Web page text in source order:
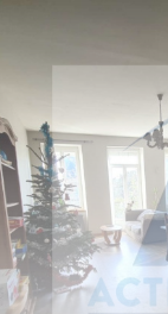
235
m²